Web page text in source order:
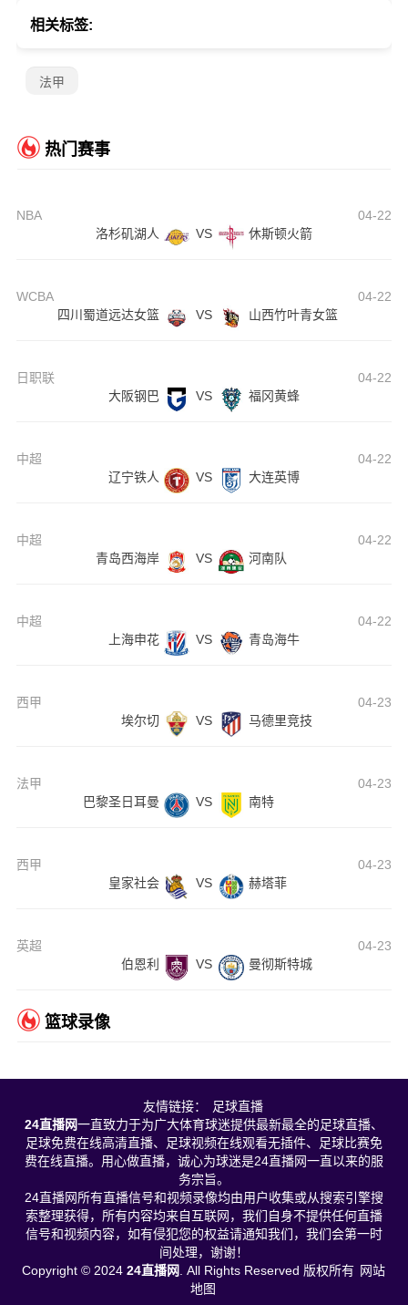
相关标签:
法甲
热门赛事
NBA
04-22
洛杉矶湖人
VS 休斯顿火箭
WCBA
04-22
四川蜀道远达女篮
VS 山西竹叶青女篮
日职联
04-22
大阪钢巴
VS 福冈黄蜂
中超
04-22
辽宁铁人
VS 大连英博
中超
04-22
青岛西海岸
VS 河南队
中超
04-22
上海申花
VS 青岛海牛
西甲
04-23
埃尔切
VS 马德里竞技
法甲
04-23
巴黎圣日耳曼
VS 南特
西甲
04-23
皇家社会
VS 赫塔菲
英超
04-23
伯恩利
VS 曼彻斯特城
篮球录像
友情链接：
足球直播
24直播网一直致力于为广大体育球迷提供最新最全的足球直播、
足球免费在线高清直播、足球视频在线观看无插件、足球比赛免
费在线直播。用心做直播，诚心为球迷是24直播网一直以来的服
务宗旨。
24直播网所有直播信号和视频录像均由用户收集或从搜索引擎搜
索整理获得，所有内容均来自互联网，我们自身不提供任何直播
信号和视频内容，如有侵犯您的权益请通知我们，我们会第一时
间处理，谢谢！
Copyright © 202424直播网 . All Rights Reserved 版权所有 网站
地图